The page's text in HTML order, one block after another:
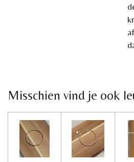
Misschien vind je ook